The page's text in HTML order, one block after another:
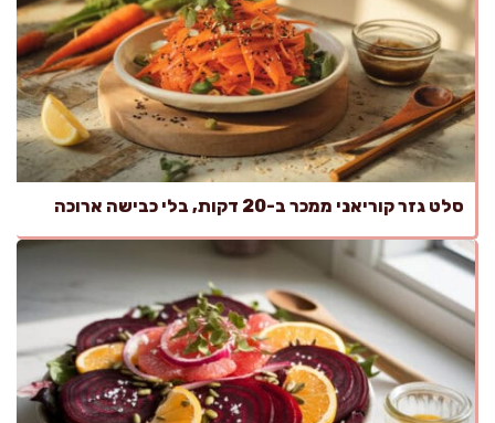
סלט גזר קוריאני ממכר ב-20 דקות, בלי כבישה ארוכה